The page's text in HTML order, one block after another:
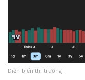
Diễn biến thị trường